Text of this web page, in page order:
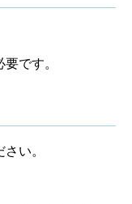
です。
い。